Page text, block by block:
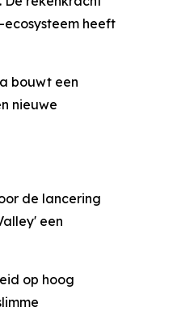
heeft
bouwt een
nieuwe
de lancering
een
op hoog